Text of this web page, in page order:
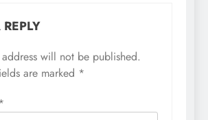
will not be published.
are marked *